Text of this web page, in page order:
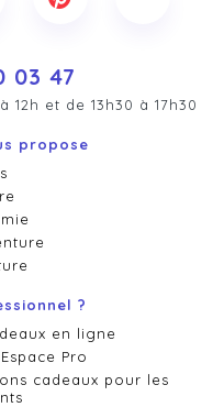
03 47
et de 13h30 à 17h30
propose
?
en ligne
Pro
cadeaux pour les